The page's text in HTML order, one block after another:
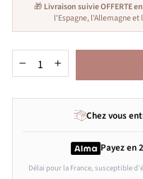
🎁 Livraison suivie OFFERTE
l'Espagne, l'Allemagne et
+
Chez vous
Payez en
Délai pour la France, susceptible